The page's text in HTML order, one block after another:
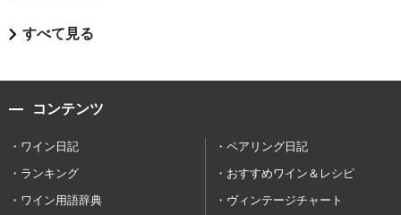
すべて見る
コンテンツ
ワイン日記
ペアリング日記
ランキング
おすすめワイン＆レシピ
ワイン用語辞典
ヴィンテージチャート